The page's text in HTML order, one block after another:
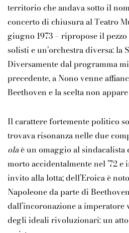
territorio che andava sotto il
concerto di chiusura al Teatro
giugno 1973 – ripropose il
solisti e un’orchestra diversa: la
Diversamente dal programma
precedente, a Nono venne
Beethoven e la scelta non
Il carattere fortemente politico
trovava risonanza nelle due
olaè un omaggio al sindacalista
morto accidentalmente nel ’72
invito alla lotta; dell’Eroica è
Napoleone da parte di
dall’incoronazione a imperatore
degli ideali rivoluzionari: un atto